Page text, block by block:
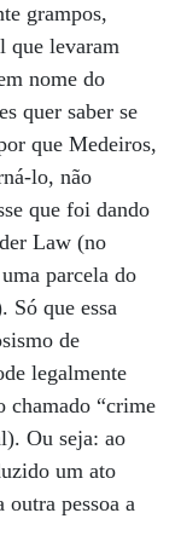
grampos,
que levaram
nome do
quer saber se
que Medeiros,
lo, não
que foi dando
Law (no
parcela do
Só que essa
de
legalmente
chamado “crime
Ou seja: ao
um ato
pessoa a